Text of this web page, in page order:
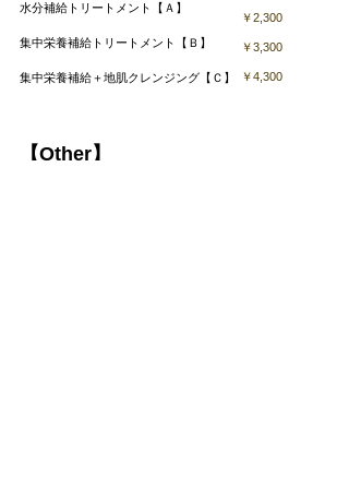
水分補給トリートメント【Ａ】
集中栄養補給トリートメント【Ｂ】
集中栄養補給＋地肌クレンジング【Ｃ】
￥2,300
￥3,300
￥4,300
【Other】